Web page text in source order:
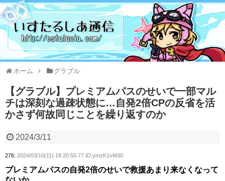
ホーム グラブル
【グラブル】プレミアムパスのせいで一部マル
チは深刻な過疎状態に…自発2倍CPの反省を活
かさず何故同じことを繰り返すのか
2024/3/11
276: 2024/03/10(日) 19:20:55.77 ID:ymzK1vM30
プレミアムパスの自発2倍のせいで救援あまり来なくなって